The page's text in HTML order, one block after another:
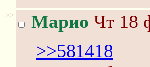
>> Марио Чт 18
>>581418